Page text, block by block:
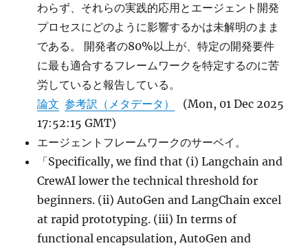
わらず、それらの実践的応用とエージェント開発
プロセスにどのように影響するかは未解明のまま
である。 開発者の80%以上が、特定の開発要件
に最も適合するフレームワークを特定するのに苦
労していると報告している。
論文 参考訳（メタデータ）
(Mon, 01 Dec 2025
17:52:15 GMT)
エージェントフレームワークのサーベイ。
「Specifically, we find that (i) Langchain and
CrewAI lower the technical threshold for
beginners. (ii) AutoGen and LangChain excel
at rapid prototyping. (iii) In terms of
functional encapsulation, AutoGen and